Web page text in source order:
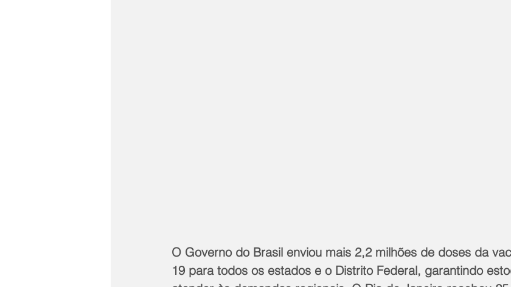
O Governo do Brasil enviou mais 2,2 milhões de doses da
19 para todos os estados e o Distrito Federal, garantindo